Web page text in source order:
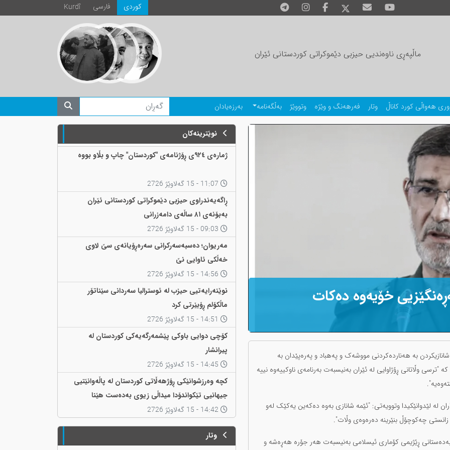
Kurdî فارسی كوردی
ماڵپەڕی ناوەندیی حیزبی دێموکراتی کوردستانی ئێران
هەواڵی کورد کاناڵ وتار فەرهەنگ و وێژە وتووێژ بەڵگەنامە بەرزەیادان
خۆیەوە دەکات
بە هەناردەکردنی مووشەک و پەهباد و پەرەپێدان بە
"ترسی وڵاتانی ڕۆژاوایی لە ئێران بەنیسبەت بەرنامەی ناوکییەوە نییە
لە لێدوانێکیدا وتوویەتی: "ئێمە شانازی بەوە دەکەین یەكێک لەو
چەکوچۆڵ بنێرینە دەرەوەی وڵات".
ڕێژیمی کۆماری ئیسلامی بەنیسبەت هەر جۆرە هەڕەشە و
نوێترینەکان
ژمارەی ٩٢٤ی ڕۆژنامەی "کوردستان" چاپ و بڵاو بووە
ڕاگەیەندراوی حیزبی دێموکراتی کوردستانی ئێران
بەبۆنەی ٨١ ساڵەی دامەزرانی
مەریوان؛ دەسبەسەرکرانی سەرەڕۆیانەی سێ لاوی
خەڵکی ئاوایی نێ
نوێنەرایەتیی حیزب لە ئوسترالیا سەردانی سێناتۆر
ماڵکۆلم ڕۆبێرتی کرد
کۆچی دوایی باوکی پێشمەرگەیەکی کوردستان لە
پیرانشار
کچە وەرزشوانێکی ڕۆژهەڵاتی کوردستان لە پاڵەوانێتیی
جیهانیی تێکواندۆدا میداڵی زیوی بەدەست هێنا
وتار